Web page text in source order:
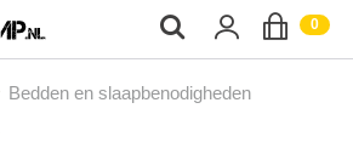
0;
Bedden en slaapbenodigheden